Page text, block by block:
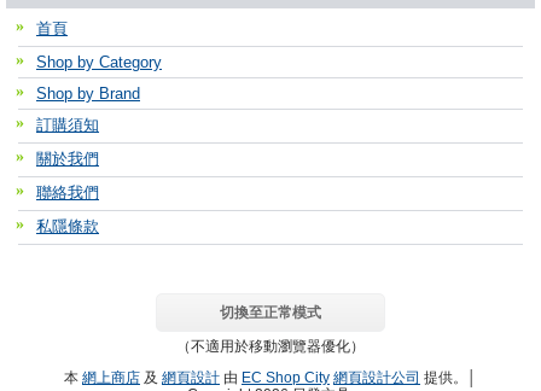
首頁
Shop by Category
Shop by Brand
訂購須知
關於我們
聯絡我們
私隱條款
切換至正常模式
（不適用於移動瀏覽器優化）
本 網上商店 及 網頁設計 由 EC Shop City 網頁設計公司 提供。│